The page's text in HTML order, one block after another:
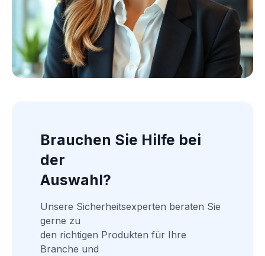
Brauchen Sie Hilfe bei
der
Auswahl?
Unsere Sicherheitsexperten beraten Sie
gerne zu
den richtigen Produkten für Ihre
Branche und